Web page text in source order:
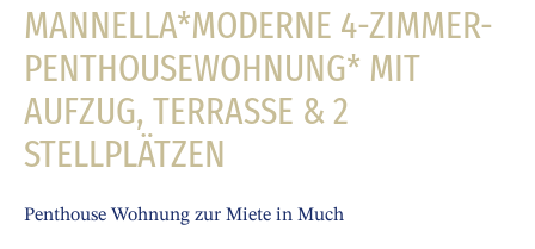
MANNELLA*MODERNE 4-ZIMMER-
PENTHOUSEWOHNUNG* MIT
AUFZUG, TERRASSE & 2
STELLPLÄTZEN
Penthouse Wohnung zur Miete in Much